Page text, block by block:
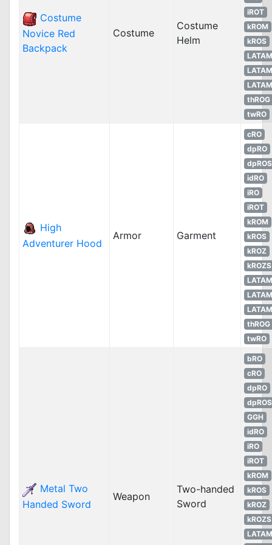
Costume
Novice Red
Backpack
Costume
Costume
Helm
iROT
kROM
kROS
LATAM
LATAM
LATAM
thROG
twRO
High
Adventurer Hood
Armor Garment
cRO
dpRO
dpROS
idRO
iRO
iROT
kROM
kROS
kROZ
kROZS
LATAM
LATAM
LATAM
thROG
twRO
Metal Two
Handed Sword
Weapon
Two-handed
Sword
bRO
cRO
dpRO
dpROS
GGH
idRO
iRO
iROT
kROM
kROS
kROZ
kROZS
LATAM